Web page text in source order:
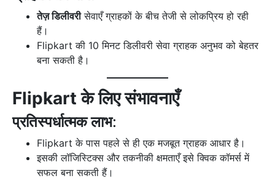
तेज़ डिलीवरीसेवाएँ ग्राहकों के बीच तेजी से लोकप्रिय हो रही
हैं।
Flipkart की 10 मिनट डिलीवरी सेवा ग्राहक अनुभव को बेहतर
बना सकती है।
Flipkart के लिए संभावनाएँ
प्रतिस्पर्धात्मक लाभ:
Flipkart के पास पहले से ही एक मजबूत ग्राहक आधार है।
इसकी लॉजिस्टिक्स और तकनीकी क्षमताएँ इसे क्विक कॉमर्स में
सफल बना सकती हैं।